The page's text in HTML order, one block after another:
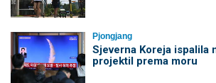
Pjongjang
Sjeverna Koreja ispalila
projektil prema moru